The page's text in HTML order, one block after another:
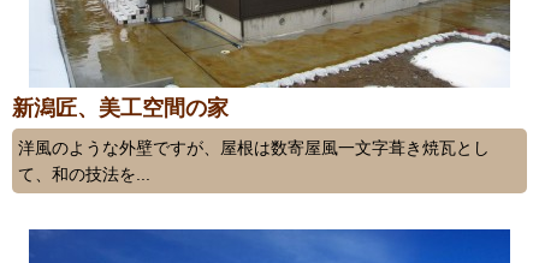
新潟匠、美工空間の家
洋風のような外壁ですが、屋根は数寄屋風一文字葺き焼瓦とし
て、和の技法を...